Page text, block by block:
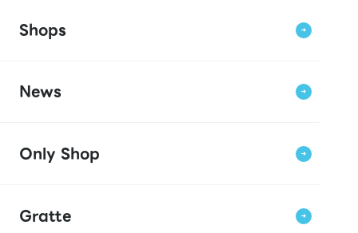
Shops
News
Only Shop
Gratte